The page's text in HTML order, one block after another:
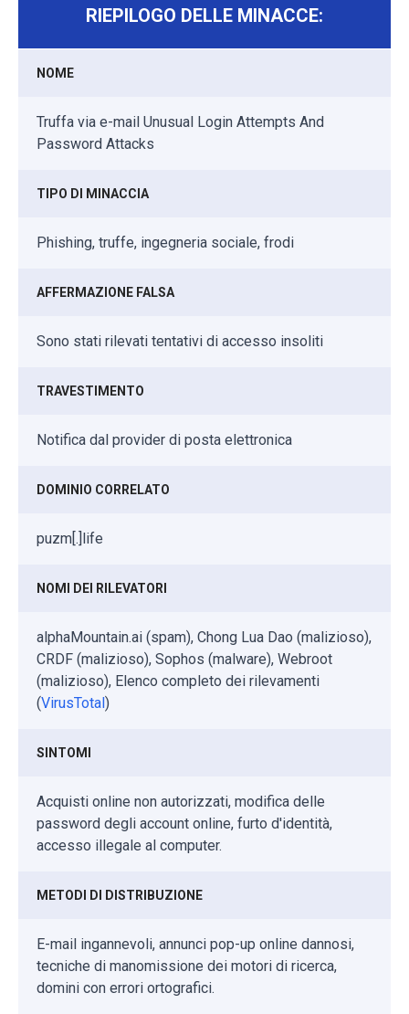
RIEPILOGO DELLE MINACCE:
NOME
Truffa via e-mail Unusual Login Attempts And
Password Attacks
TIPO DI MINACCIA
Phishing, truffe, ingegneria sociale, frodi
AFFERMAZIONE FALSA
Sono stati rilevati tentativi di accesso insoliti
TRAVESTIMENTO
Notifica dal provider di posta elettronica
DOMINIO CORRELATO
puzm[.]life
NOMI DEI RILEVATORI
alphaMountain.ai (spam), Chong Lua Dao (malizioso),
CRDF (malizioso), Sophos (malware), Webroot
(malizioso), Elenco completo dei rilevamenti
(VirusTotal)
SINTOMI
Acquisti online non autorizzati, modifica delle
password degli account online, furto d'identità,
accesso illegale al computer.
METODI DI DISTRIBUZIONE
E-mail ingannevoli, annunci pop-up online dannosi,
tecniche di manomissione dei motori di ricerca,
domini con errori ortografici.